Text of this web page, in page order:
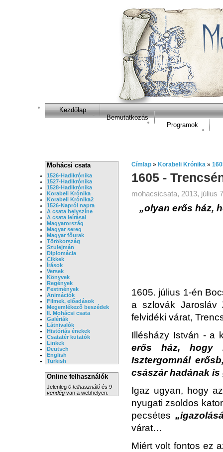
Kezdőlap
Bemutatkozás
Programok
Mohácsi csata
1526-Hadikrónika
1527-Hadikrónika
1528-Hadikrónika
Korabeli Krónika
Korabeli Krónika2
1526-Napról napra
A csata helyszíne
A csata leírásai
Magyarország
Magyar sereg
Magyar főurak
Törökország
Szulejmán
Diplomácia
Cikkek
Írások
Versek
Könyvek
Regények
Festmények
Animációk
Filmek, előadások
Megemlékező beszédek
II. Mohácsi csata
Galériák
Látnivalók
Históriás énekek
Csatatér kutatók
Linkek
Deutsch
English
Turkish
Online felhasználók
Jelenleg 0 felhasználó és 9
vendég van a webhelyen.
Címlap » Korabeli Krónika »
1605 -
mohacsicsata, 2013, július
„olyan erős ház,
1605. július 1-én
a szlovák Jarosláv
felvidéki várat,
Illésházy István - a
erős ház, hogy
Isztergomnál
császár hadának
Igaz ugyan, hogy
nyugati zsoldos
pecsétes
várat…
Miért volt fontos ez